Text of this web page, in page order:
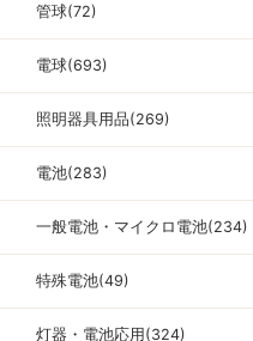
管球(72)
電球(693)
照明器具用品(269)
電池(283)
一般電池・マイクロ電池(234)
特殊電池(49)
灯器・電池応用(324)